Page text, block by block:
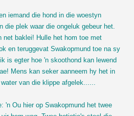
iemand die hond in die woestyn
die plek waar die ongeluk gebeur het.
net baklei! Hulle het hom toe met
en teruggevat Swakopmund toe na sy
is egter hoe 'n skoothond kan lewend
Mens kan seker aanneem hy het in
van die klippe afgelek......
'n Ou hier op Swakopmund het twee